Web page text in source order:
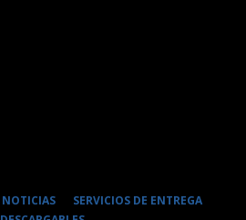
NOTICIAS
SERVICIOS DE ENTREGA